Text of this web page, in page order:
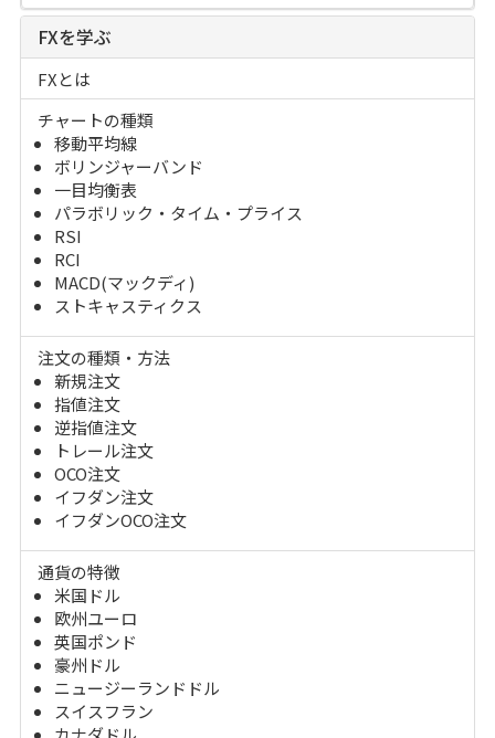
FXを学ぶ
FXとは
チャートの種類
移動平均線
ボリンジャーバンド
一目均衡表
パラボリック・タイム・プライス
RSI
RCI
MACD(マックディ)
ストキャスティクス
注文の種類・方法
新規注文
指値注文
逆指値注文
トレール注文
OCO注文
イフダン注文
イフダンOCO注文
通貨の特徴
米国ドル
欧州ユーロ
英国ポンド
豪州ドル
ニュージーランドドル
スイスフラン